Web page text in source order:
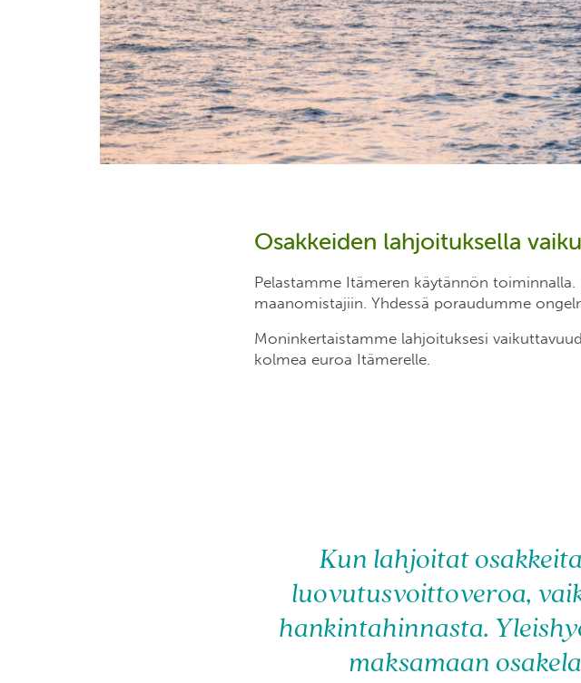
Osakkeiden lahjoituksella
Pelastamme Itämeren käytännön
maanomistajiin. Yhdessä poraudumme
Moninkertaistamme lahjoituksesi
kolmea euroa Itämerelle.
Kun lahjoitat
luovutusvoittoveroa,
hankintahinnasta.
maksamaan